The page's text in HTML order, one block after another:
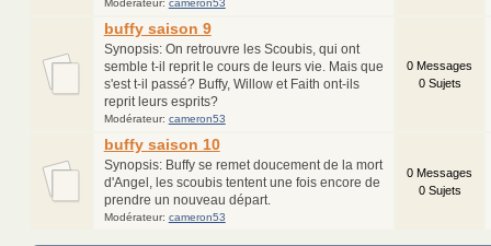
Modérateur: cameron53
buffy saison 9
Synopsis: On retrouvre les Scoubis, qui ont
semble t-il reprit le cours de leurs vie. Mais que
s'est t-il passé? Buffy, Willow et Faith ont-ils
reprit leurs esprits?
Modérateur: cameron53
0 Messages
0 Sujets
buffy saison 10
Synopsis: Buffy se remet doucement de la mort
d'Angel, les scoubis tentent une fois encore de
prendre un nouveau départ.
Modérateur: cameron53
0 Messages
0 Sujets